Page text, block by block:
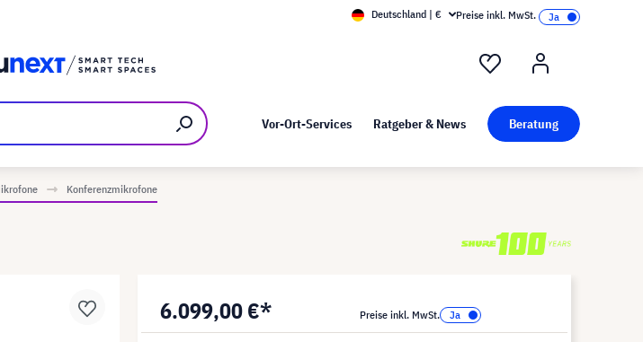
Kunst bei visunext
Deutschland | € Preise inkl. MwSt.
Vor-Ort-Services Ratgeber & News Beratung
Konferenzmikrofone
6.099,00 €* Preise inkl. MwSt.